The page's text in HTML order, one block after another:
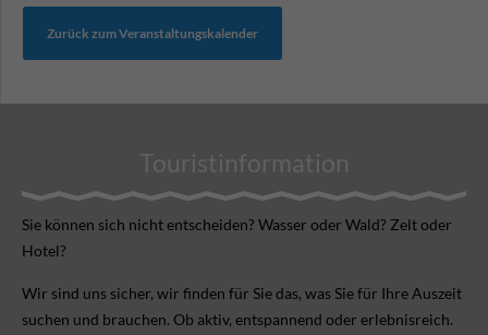
Zurück zum Veranstaltungskalender
Touristinformation
Sie können sich nicht ent­scheiden? Wasser oder Wald? Zelt oder
Hotel?
Wir sind uns sicher, wir finden für Sie das, was Sie für Ihre Aus­zeit
suchen und brauchen. Ob aktiv, ent­spannend oder erlebnis­reich.